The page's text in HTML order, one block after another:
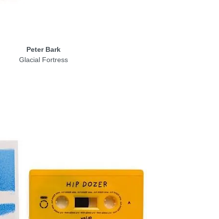
Peter Bark
Glacial Fortress